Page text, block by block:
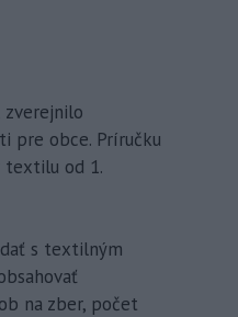
zverejnilo
pre obce. Príručku
textilu od 1.
s textilným
na zber, počet